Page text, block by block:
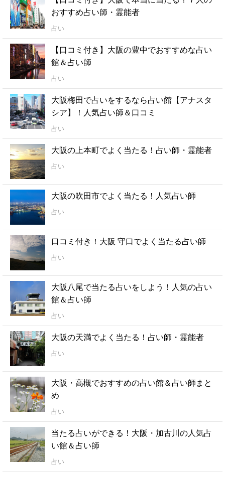
おすすめ占い師・霊能者
占い
【口コミ付き】大阪の豊中でおすすめな占い
館＆占い師
占い
大阪梅田で占いをするなら占い館【アナスタ
シア】！人気占い師＆口コミ
占い
大阪の上本町でよく当たる！占い師・霊能者
占い
大阪の吹田市でよく当たる！人気占い師
占い
口コミ付き！大阪 守口でよく当たる占い師
占い
大阪八尾で当たる占いをしよう！人気の占い
館＆占い師
占い
大阪の天満でよく当たる！占い師・霊能者
占い
大阪・高槻でおすすめの占い館＆占い師まと
め
占い
当たる占いができる！大阪・加古川の人気占
い館＆占い師
占い